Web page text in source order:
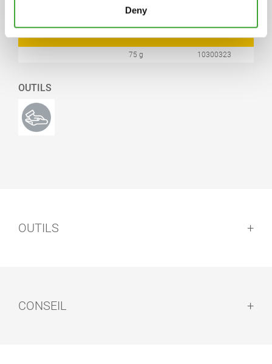
Deny
ARTICLE
75 g 10300323
OUTILS
OUTILS
CONSEIL